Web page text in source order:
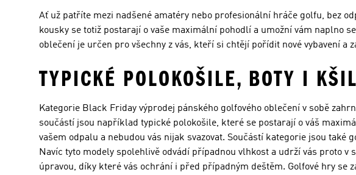
Ať už patříte mezi nadšené amatéry nebo profesionální hráče golfu, bez
kousky se totiž postarají o vaše maximální pohodlí a umožní vám naplno
oblečení je určen pro všechny z vás, kteří si chtějí pořídit nové vybavení a
TYPICKÉ POLOKOŠILE, BOTY I
Kategorie Black Friday výprodej pánského golfového oblečení v sobě
součástí jsou například typické polokošile, které se postarají o váš
vašem odpalu a nebudou vás nijak svazovat. Součástí kategorie jsou
Navíc tyto modely spolehlivě odvádí případnou vlhkost a udrží vás proto v
úpravou, díky které vás ochrání i před případným deštěm. Golfové hry se